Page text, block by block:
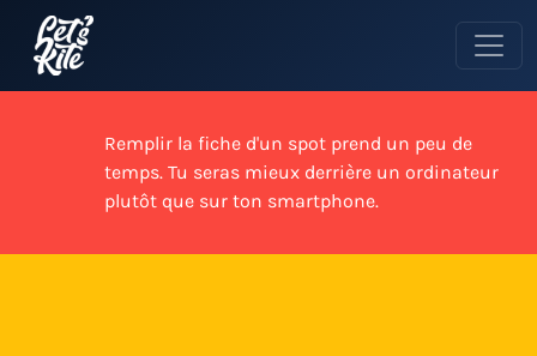
Remplir la fiche d'un spot prend un peu de
temps. Tu seras mieux derrière un ordinateur
plutôt que sur ton smartphone.